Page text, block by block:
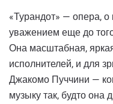
«Турандот» — опера, о
уважением еще до
Она масштабная,
исполнителей, и для
Джакомо Пуччини —
музыку так, будто она